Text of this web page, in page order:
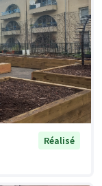
Réalisé